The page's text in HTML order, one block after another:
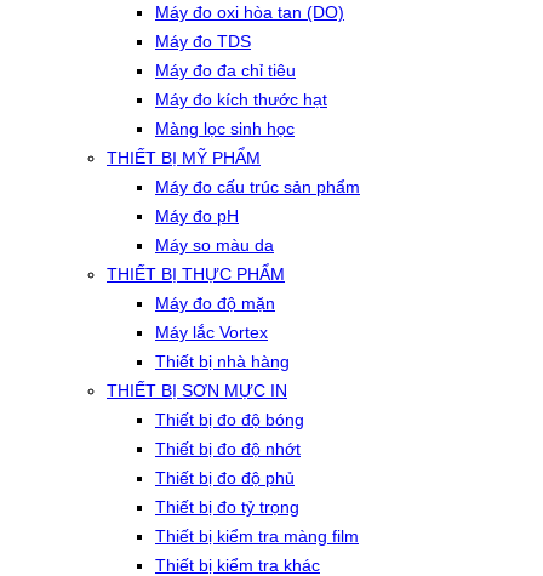
Máy đo oxi hòa tan (DO)
Máy đo TDS
Máy đo đa chỉ tiêu
Máy đo kích thước hạt
Màng lọc sinh học
THIẾT BỊ MỸ PHẨM
Máy đo cấu trúc sản phẩm
Máy đo pH
Máy so màu da
THIẾT BỊ THỰC PHẨM
Máy đo độ mặn
Máy lắc Vortex
Thiết bị nhà hàng
THIẾT BỊ SƠN MỰC IN
Thiết bị đo độ bóng
Thiết bị đo độ nhớt
Thiết bị đo độ phủ
Thiết bị đo tỷ trọng
Thiết bị kiểm tra màng film
Thiết bị kiểm tra khác